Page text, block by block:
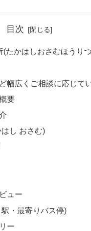
目次
(たかはしおさむほうり
幅広くご相談に応じてい
要
し おさむ)
ュー
・最寄りバス停)
ー